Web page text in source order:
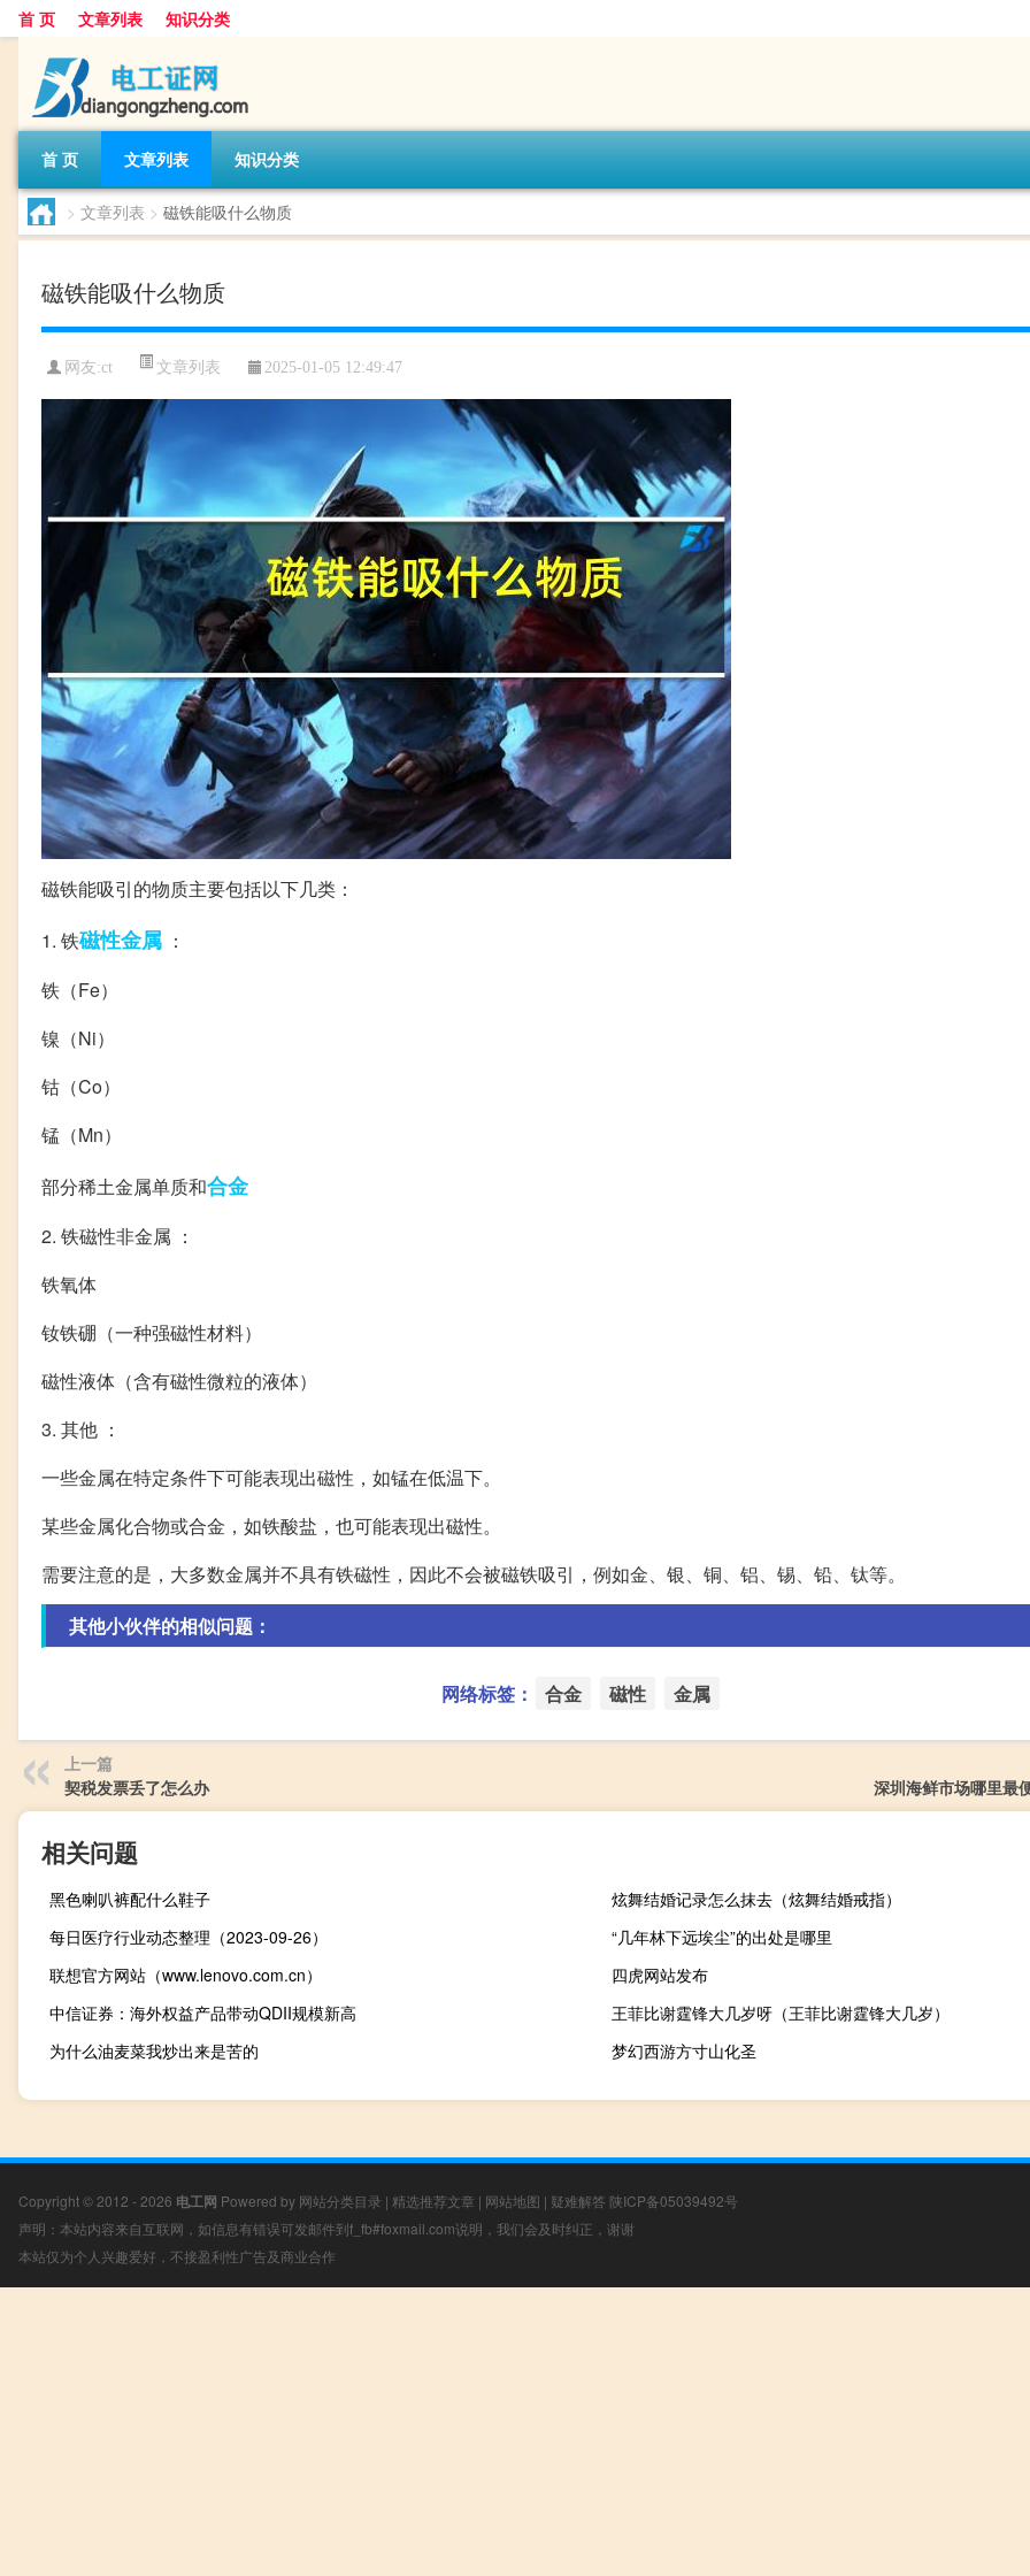
首 页 文章列表 知识分类
首 页 文章列表 知识分类
> 文章列表 > 磁铁能吸什么物质
磁铁能吸什么物质
网友:ct 文章列表 2025-01-05 12:49:47
磁铁能吸引的物质主要包括以下几类：
1. 铁磁性金属 ：
铁（Fe）
镍（Ni）
钴（Co）
锰（Mn）
部分稀土金属单质和合金
2. 铁磁性非金属 ：
铁氧体
钕铁硼（一种强磁性材料）
磁性液体（含有磁性微粒的液体）
3. 其他 ：
一些金属在特定条件下可能表现出磁性，如锰在低温下。
某些金属化合物或合金，如铁酸盐，也可能表现出磁性。
需要注意的是，大多数金属并不具有铁磁性，因此不会被磁铁吸引，例如金、银、铜、铝、锡、铅、钛等。
其他小伙伴的相似问题：
网络标签： 合金 磁性 金属
上一篇
契税发票丢了怎么办
深圳海鲜市场哪里最
相关问题
黑色喇叭裤配什么鞋子
炫舞结婚记录怎么抹去（炫舞结婚戒指）
每日医疗行业动态整理（2023-09-26）
“几年林下远埃尘”的出处是哪里
联想官方网站（www.lenovo.com.cn）
四虎网站发布
中信证券：海外权益产品带动QDII规模新高
王菲比谢霆锋大几岁呀（王菲比谢霆锋大几岁）
为什么油麦菜我炒出来是苦的
梦幻西游方寸山化圣
Copyright © 2012 - 2026 电工网 Powered by 网站分类目录 | 精选推荐文章 | 网站地图 | 疑难解答 陕ICP备05039492号
声明：本站内容来自互联网，如信息有错误可发邮件到f_fb#foxmail.com说明，我们会及时纠正，谢谢
本站仅为个人兴趣爱好，不接盈利性广告及商业合作